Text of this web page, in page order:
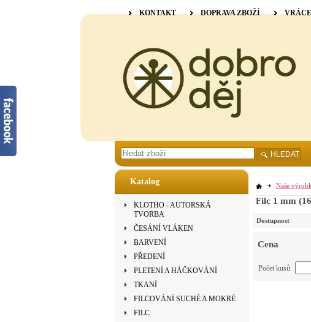
Katalog
KLOTHO - AUTORSKÁ
TVORBA
ČESÁNÍ VLÁKEN
BARVENÍ
PŘEDENÍ
PLETENÍ A HÁČKOVÁNÍ
TKANÍ
FILCOVÁNÍ SUCHÉ A MOKRÉ
FILC
Naše
Filc 1 mm
Dostupnost
Cena
Počet kusů
KONTAKT DOPRAVA ZBOŽÍ
HLEDAT